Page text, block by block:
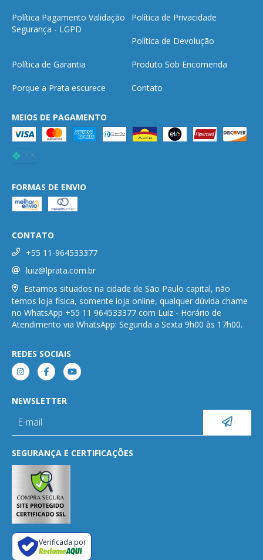
Política Pagamento Validação
Segurança - LGPD
Política de Privacidade
Política de Devolução
Política de Garantia Produto Sob Encomenda
Porque a Prata escurece Contato
MEIOS DE PAGAMENTO
FORMAS DE ENVIO
CONTATO
+55 11-964533377
luiz@lprata.com.br
Estamos situados na cidade de São Paulo capital, não
temos loja física, somente loja online, qualquer dúvida chame
no WhatsApp +55 11 964533377 com Luiz - Horário de
Atendimento via WhatsApp: Segunda a Sexta 9h00 às 17h00.
REDES SOCIAIS
NEWSLETTER
SEGURANÇA E CERTIFICAÇÕES
Verificada por